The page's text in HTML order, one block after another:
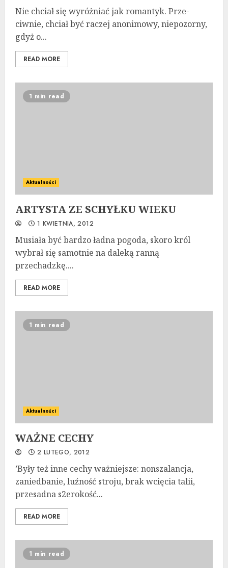
Nie chciał się wyróżniać jak romantyk. Prze­
ciwnie, chciał być raczej anonimowy, niepozorny,
gdyż o...
READ MORE
1 min read
Aktualności
ARTYSTA ZE SCHYŁKU WIEKU
1 KWIETNIA, 2012
Musiała być bardzo ładna pogoda, skoro król
wybrał się samotnie na daleką ranną
przechadzkę....
READ MORE
1 min read
Aktualności
WAŻNE CECHY
2 LUTEGO, 2012
’Były też inne cechy ważniejsze: nonszalancja,
zaniedbanie, luźność stro­ju, brak wcięcia talii,
przesadna s2erokość...
READ MORE
1 min read